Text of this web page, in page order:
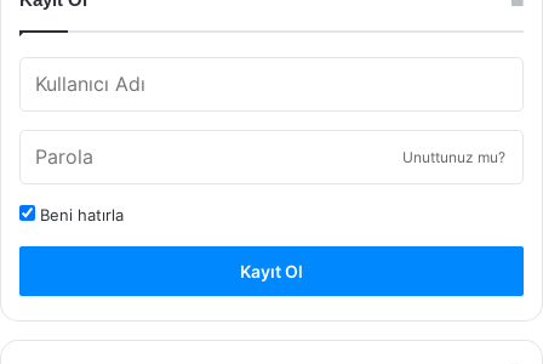
Unuttunuz mu?
Beni hatırla
Kayıt Ol